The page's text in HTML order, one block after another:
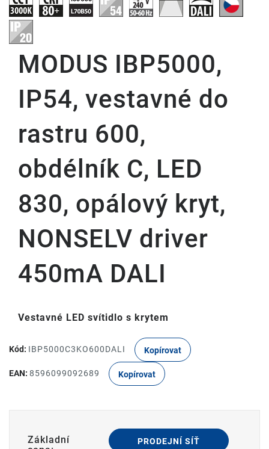
MODUS IBP5000,
IP54, vestavné do
rastru 600,
obdélník C, LED
830, opálový kryt,
NONSELV driver
450mA DALI
Vestavné LED svítidlo s krytem
Kód: IBP5000C3KO600DALI Kopírovat
EAN: 8596099092689 Kopírovat
Základní
PRODEJNÍ SÍŤ